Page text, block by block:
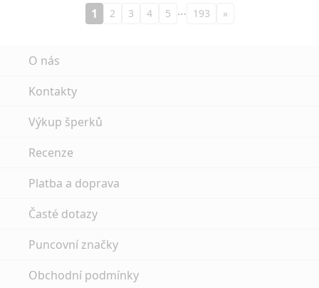
1 2 3 4 5 … 193 »
O nás
Kontakty
Výkup šperků
Recenze
Platba a doprava
Časté dotazy
Puncovní značky
Obchodní podmínky